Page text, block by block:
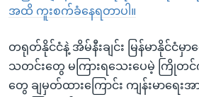
အထိ ကူးစက်ခံနေရတာပါ။
တရုတ်နိုင်ငံနဲ့ အိမ်နီးချင်း မြန်မာနိုင်ငံ
သတင်းတွေ မကြားရသေးပေမဲ့ ကြို
တွေ ချမှတ်ထားကြောင်း ကျန်းမာရေ